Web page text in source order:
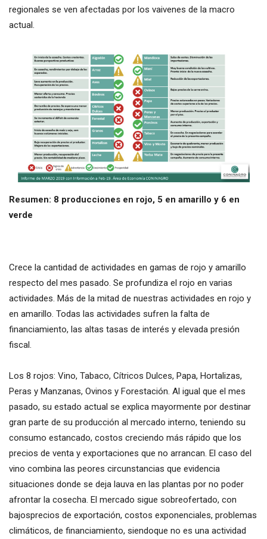
regionales se ven afectadas por los vaivenes de la macro
actual.
Resumen: 8 producciones en rojo, 5 en amarillo y 6 en
verde
Crece la cantidad de actividades en gamas de rojo y amarillo
respecto del mes pasado. Se profundiza el rojo en varias
actividades. Más de la mitad de nuestras actividades en rojo y
en amarillo. Todas las actividades sufren la falta de
financiamiento, las altas tasas de interés y elevada presión
fiscal.
Los 8 rojos: Vino, Tabaco, Cítricos Dulces, Papa, Hortalizas,
Peras y Manzanas, Ovinos y Forestación. Al igual que el mes
pasado, su estado actual se explica mayormente por destinar
gran parte de su producción al mercado interno, teniendo su
consumo estancado, costos creciendo más rápido que los
precios de venta y exportaciones que no arrancan. El caso del
vino combina las peores circunstancias que evidencia
situaciones donde se deja lauva en las plantas por no poder
afrontar la cosecha. El mercado sigue sobreofertado, con
bajosprecios de exportación, costos exponenciales, problemas
climáticos, de financiamiento, siendoque no es una actividad